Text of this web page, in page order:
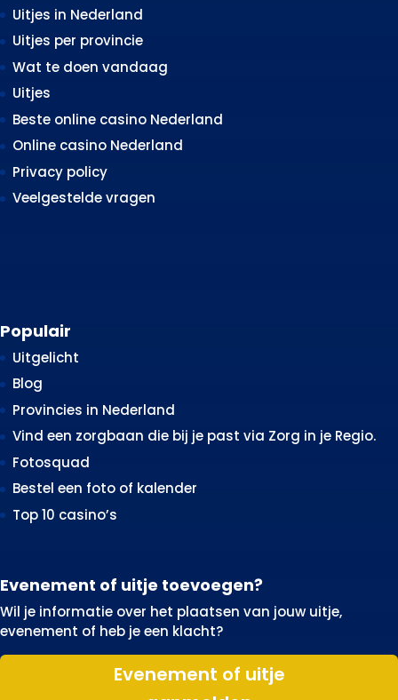
Uitjes in Nederland
Uitjes per provincie
Wat te doen vandaag
Uitjes
Beste online casino Nederland
Online casino Nederland
Privacy policy
Veelgestelde vragen
Populair
Uitgelicht
Blog
Provincies in Nederland
Vind een zorgbaan die bij je past via Zorg in je Regio.
Fotosquad
Bestel een foto of kalender
Top 10 casino’s
Evenement of uitje toevoegen?
Wil je informatie over het plaatsen van jouw uitje,
evenement of heb je een klacht?
Evenement of uitje